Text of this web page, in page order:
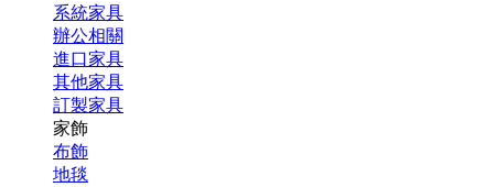
系統家具
辦公相關
進口家具
其他家具
訂製家具
家飾
布飾
地毯